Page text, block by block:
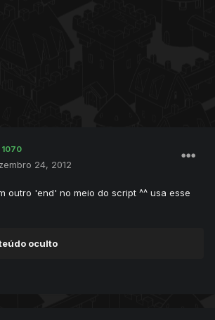
1070
24, 2012
outro 'end' no meio do script ^^ usa esse
oculto